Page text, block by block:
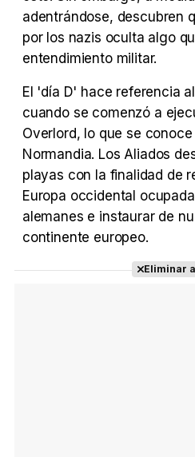
adentrándose, descubren
por los nazis oculta algo
entendimiento militar.
El 'día D' hace referencia
cuando se comenzó a
Overlord, lo que se
Normandia. Los Aliados
playas con la finalidad de
Europa occidental
alemanes e instaurar de
continente europeo.
Eliminar